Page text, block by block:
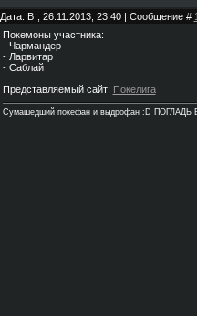
Дата: Вт, 26.11.2013, 23:40 | Сообщение #
Покемоны участника:
- Чармандер
- Ларвитар
- Саблай
Представляемый сайт: Покелига
Сумашедший покефан и выдрофан :D